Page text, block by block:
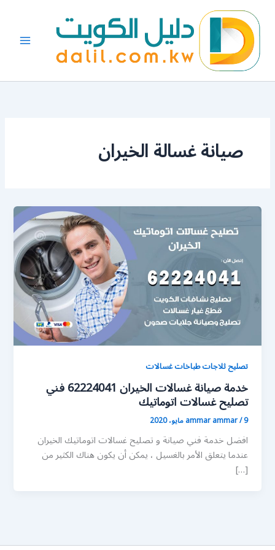
المحتوى
صيانة غسالة الخيران
تصليح ثلاجات طباخات غسالات
خدمة صيانة غسالات الخيران 62224041 فني
تصليح غسالات اتوماتيك
ammar ammar/9 مايو، 2020
افضل خدمة فني صيانة و تصليح غسالات اتوماتيك الخيران
عندما يتعلق الأمر بالغسيل ، يمكن أن يكون هناك الكثير من
[…]